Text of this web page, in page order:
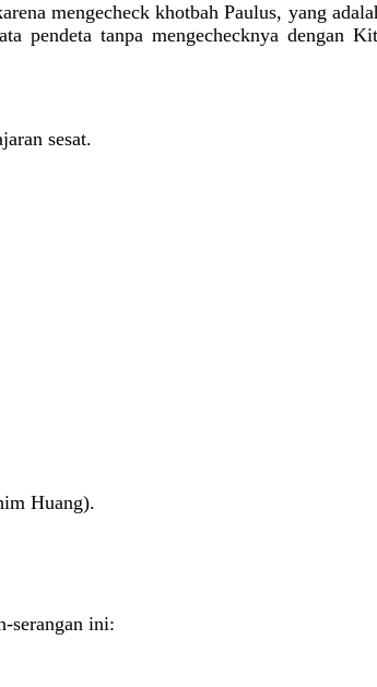
mengecheck khotbah Paulus, yang
pendeta tanpa mengechecknya dengan
sesat.
Huang).
serangan ini: